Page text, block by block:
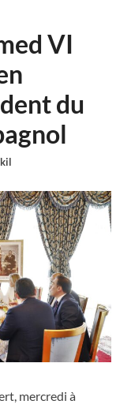
VI
du
mercredi à